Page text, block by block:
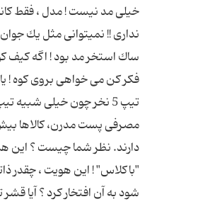
نداری !! نمیتوانی مثل یك
ساك استخر مد بود ! اگه كیف
مصرفی پست مدرن، کالاها
دارند. نظر شما چیست ؟ این
"باكلاس" ! این هویت ، چقدر
شود به آن افتخار كرد ؟ آیا